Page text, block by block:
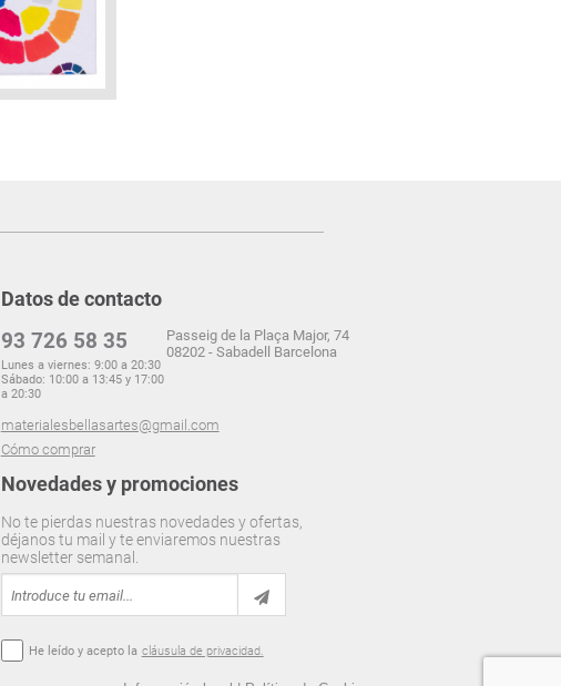
Datos de contacto
93 726 58 35
Lunes a viernes: 9:00 a 20:30
Sábado: 10:00 a 13:45 y 17:00
a 20:30
materialesbellasartes@gmail.com
Cómo comprar
Passeig de la Plaça Major, 74
08202 - Sabadell Barcelona
Novedades y promociones
No te pierdas nuestras novedades y ofertas,
déjanos tu mail y te enviaremos nuestras
newsletter semanal.
He leído y acepto la cláusula de privacidad.